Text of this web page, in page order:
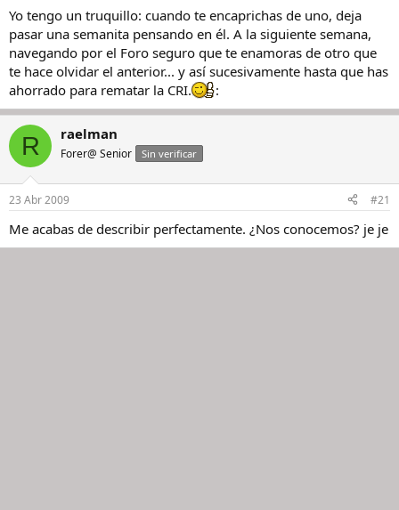
Yo tengo un truquillo: cuando te encaprichas de uno, deja
pasar una semanita pensando en él. A la siguiente semana,
navegando por el Foro seguro que te enamoras de otro que
te hace olvidar el anterior... y así sucesivamente hasta que has
ahorrado para rematar la CRI.
:
R raelman
Forer@ Senior Sin verificar
23 Abr 2009 #21
Me acabas de describir perfectamente. ¿Nos conocemos? je je